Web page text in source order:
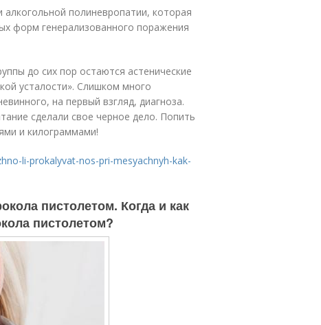
полиневропатии, которая
форм генерализованного поражения
до сих пор остаются астенические
усталости». Слишком много
на первый взгляд, диагноза.
сделали свое черное дело. Попить
и килограммами!
li-prokalyvat-nos-pri-mesyachnyh-kak-
пистолетом. Когда и как
пистолетом?